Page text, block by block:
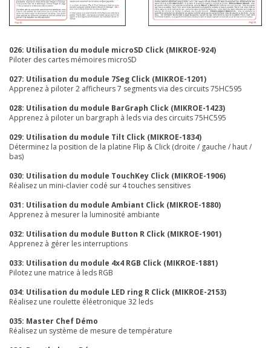
026: Utilisation du module microSD Click (MIKROE-924)
Piloter des cartes mémoires microSD
027: Utilisation du module 7Seg Click (MIKROE-1201)
Apprenez à piloter 2 afficheurs 7 segments via des circuits 75HC595
028: Utilisation du module BarGraph Click (MIKROE-1423)
Apprenez à piloter un bargraph à leds via des circuits 75HC595
029: Utilisation du module Tilt Click (MIKROE-1834)
Déterminez la position de la platine Flip & Click (droite / gauche / haut /
bas)
030: Utilisation du module TouchKey Click (MIKROE-1906)
Réalisez un mini-clavier codé sur 4 touches sensitives
031: Utilisation du module Ambiant Click (MIKROE-1880)
Apprenez à mesurer la luminosité ambiante
032: Utilisation du module Button R Click (MIKROE-1901)
Apprenez à gérer les interruptions
033: Utilisation du module 4x4 RGB Click (MIKROE-1881)
Pilotez une matrice à leds RGB
034: Utilisation du module LED ring R Click (MIKROE-2153)
Réalisez une roulette éléetronique 32 leds
035: Master Chef Démo
Réalisez un système de mesure de température